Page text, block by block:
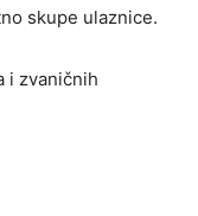
skupe ulaznice.
i zvaničnih